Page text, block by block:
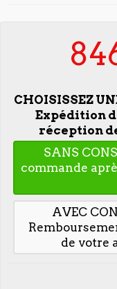
CHOISISSEZ
Expédition
réception
SANS
commande
AVEC
de votre